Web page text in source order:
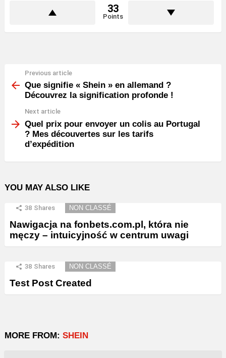
33
Points
more
Previous article
Que signifie « Shein » en allemand ?
Découvrez la signification profonde !
Next article
Quel prix pour envoyer un colis au Portugal
? Mes découvertes sur les tarifs
d’expédition
YOU MAY ALSO LIKE
38 Shares NON CLASSÉ
Nawigacja na fonbets.com.pl, która nie
męczy – intuicyjność w centrum uwagi
38 Shares NON CLASSÉ
Test Post Created
MORE FROM: SHEIN